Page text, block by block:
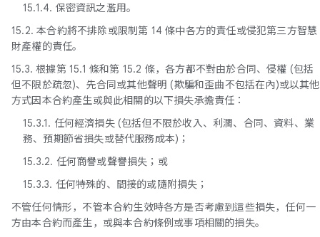
15.1.4. 保密資訊之濫用。
15.2. 本合約將不排除或限制第 14 條中各方的責任或侵犯第三方智慧
財產權的責任。
15.3. 根據第 15.1 條和第 15.2 條，各方都不對由於合同、侵權 (包括
但不限於疏忽)、先合同或其他聲明 (欺騙和歪曲不包括在內)或以其他
方式因本合約產生或與此相關的以下損失承擔責任：
15.3.1. 任何經濟損失 (包括但不限於收入、利潤、合同、資料、業
務、預期節省損失或替代服務成本)；
15.3.2. 任何商譽或聲譽損失；或
15.3.3. 任何特殊的、間接的或隨附損失；
不管任何情形，不管本合約生效時各方是否考慮到這些損失，任何一
方由本合約而產生，或與本合約條例或事項相關的損失。